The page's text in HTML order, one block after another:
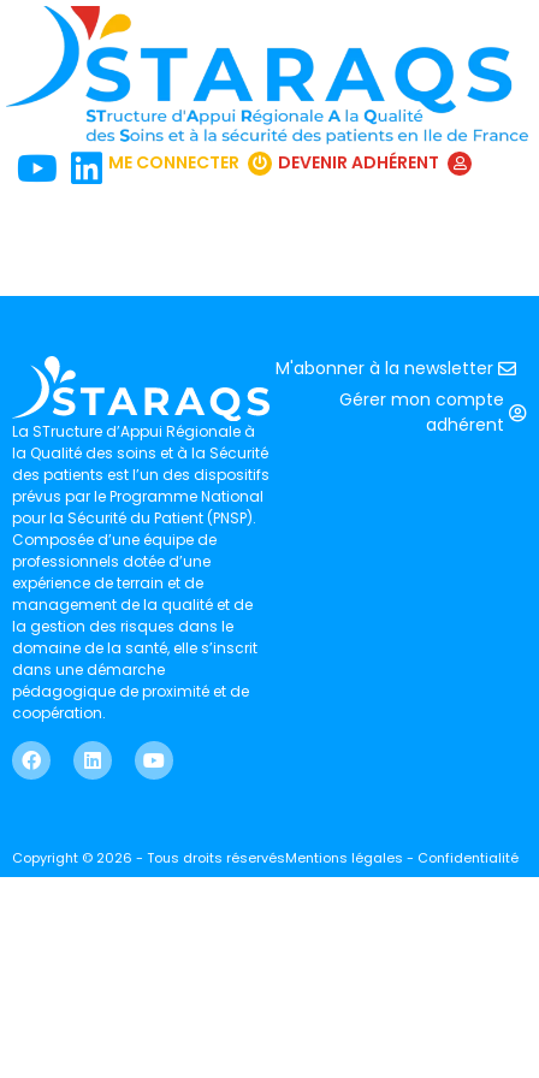
ME CONNECTER DEVENIR ADHÉRENT
La STructure d’Appui Régionale à
la Qualité des soins et à la Sécurité
des patients est l’un des dispositifs
prévus par le Programme National
pour la Sécurité du Patient (PNSP).
Composée d’une équipe de
professionnels dotée d’une
expérience de terrain et de
management de la qualité et de
la gestion des risques dans le
domaine de la santé, elle s’inscrit
dans une démarche
pédagogique de proximité et de
coopération.
M'abonner à la newsletter
Gérer mon compte
adhérent
Copyright © 2026 - Tous droits réservésMentions légales - Confidentialité